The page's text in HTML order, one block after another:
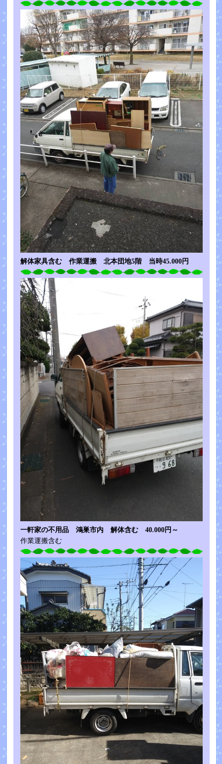
解体家具含む 作業運搬 北本団地5階 当時45.000円
一軒家の不用品 鴻巣市内 解体含む 40.000円～
作業運搬含む